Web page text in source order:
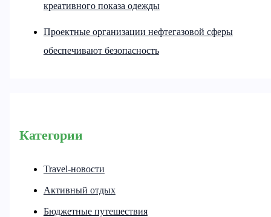
креативного показа одежды
Проектные организации нефтегазовой сферы
обеспечивают безопасность
Категории
Travel-новости
Активный отдых
Бюджетные путешествия